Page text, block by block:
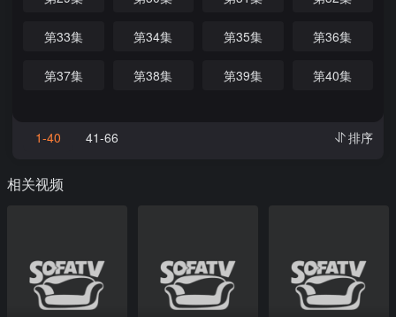
第33集 第34集 第35集 第36集
第37集 第38集 第39集 第40集
1-40 41-66 排序
相关视频